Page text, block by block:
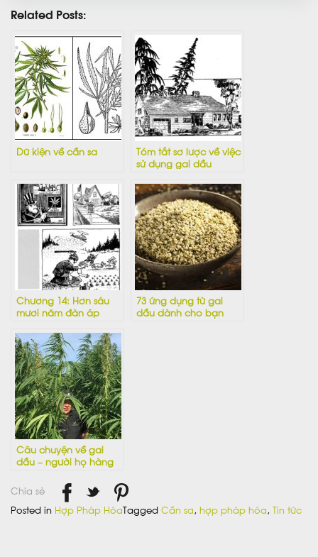
Related Posts:
Dữ kiện về cần sa
Tóm tắt sơ lược về việc
sử dụng gai dầu
Chương 14: Hơn sáu
mươi năm đàn áp
73 ứng dụng từ gai
dầu dành cho bạn
Câu chuyện về gai
dầu – người họ hàng
cần sa
Chia sẻ
Posted in Hợp Pháp HóaTagged Cần sa hợp pháp hóa Tin tức